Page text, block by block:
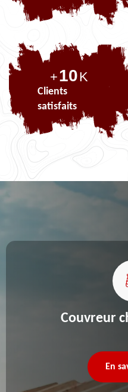
+10K
Clients
satisfaits
Couvreur
En